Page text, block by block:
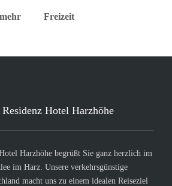
Freizeit
Hotel Harzhöhe
Harzhöhe begrüßt Sie ganz herzlich im
im Harz. Unsere verkehrsgünstige
macht uns zu einem idealen Reiseziel